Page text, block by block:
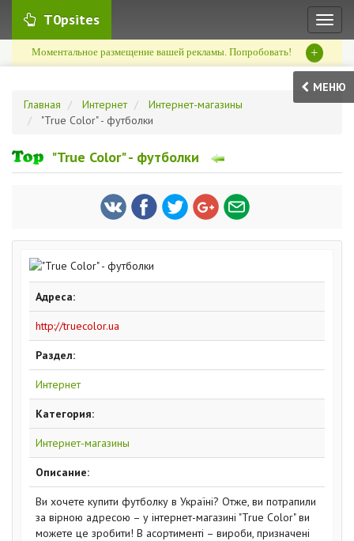
T0psites
Моментальное размещение вашей рекламы. Попробовать! +
МЕНЮ
Главная
Интернет
Интернет-магазины
"True Color" - футболки
"True Color" - футболки
Адреса:
http://truecolor.ua
Раздел:
Интернет
Категория:
Интернет-магазины
Описание:
Ви хочете купити футболку в Україні? Отже, ви потрапили
за вірною адресою – у інтернет-магазині "True Color" ви
можете це зробити! В асортименті – вироби, призначені